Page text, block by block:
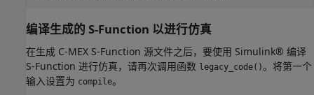
编译生成的 S-Function 以进行仿真
在生成 C-MEX S-Function 源文件之后，要使用 Simulink® 编译
S-Function 进行仿真，请再次调用函数 legacy_code()。将第一个
输入设置为 compile。